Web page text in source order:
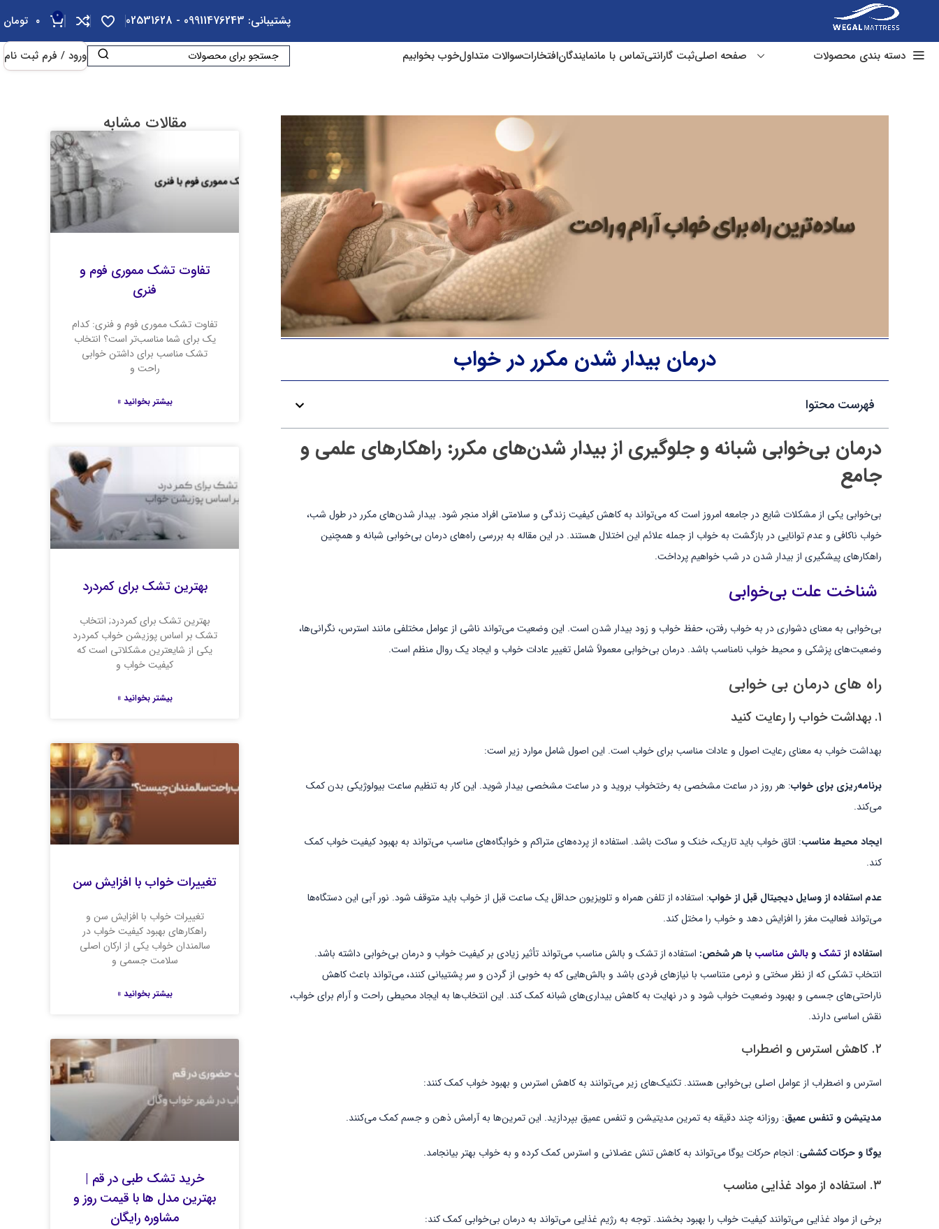
پشتیبانی: 09911476243 - 02531628 0 ۰ تومان
دسته بندی محصولات
تشک کودک نوجوان
صفحه اصلیثبت گارانتیتماس با مانمایندگانافتخاراتسوالات متداولخوب بخوابیم ورود / فرم ثبت نام
درمان بیدار شدن مکرر در خواب
فهرست محتوا
درمان بی‌خوابی شبانه و جلوگیری از بیدار شدن‌های مکرر: راهکارهای علمی و
جامع
بی‌خوابی یکی از مشکلات شایع در جامعه امروز است که می‌تواند به کاهش کیفیت زندگی و سلامتی افراد منجر شود. بیدار شدن‌های مکرر در طول شب،
خواب ناکافی و عدم توانایی در بازگشت به خواب از جمله علائم این اختلال هستند. در این مقاله به بررسی راه‌های درمان بی‌خوابی شبانه و همچنین
راهکارهای پیشگیری از بیدار شدن در شب خواهیم پرداخت.
شناخت علت بی‌خوابی
بی‌خوابی به معنای دشواری در به خواب رفتن، حفظ خواب و زود بیدار شدن است. این وضعیت می‌تواند ناشی از عوامل مختلفی مانند استرس، نگرانی‌ها،
وضعیت‌های پزشکی و محیط خواب نامناسب باشد. درمان بی‌خوابی معمولاً شامل تغییر عادات خواب و ایجاد یک روال منظم است.
راه های درمان بی خوابی
۱. بهداشت خواب را رعایت کنید
بهداشت خواب به معنای رعایت اصول و عادات مناسب برای خواب است. این اصول شامل موارد زیر است:
برنامه‌ریزی برای خواب: هر روز در ساعت مشخصی به رختخواب بروید و در ساعت مشخصی بیدار شوید. این کار به تنظیم ساعت بیولوژیکی بدن کمک
می‌کند.
ایجاد محیط مناسب: اتاق خواب باید تاریک، خنک و ساکت باشد. استفاده از پرده‌های متراکم و خوابگاه‌های مناسب می‌تواند به بهبود کیفیت خواب کمک
کند.
عدم استفاده از وسایل دیجیتال قبل از خواب: استفاده از تلفن همراه و تلویزیون حداقل یک ساعت قبل از خواب باید متوقف شود. نور آبی این دستگاه‌ها
می‌تواند فعالیت مغز را افزایش دهد و خواب را مختل کند.
استفاده از تشک و بالش مناسب با هر شخص: استفاده از تشک و بالش مناسب می‌تواند تأثیر زیادی بر کیفیت خواب و درمان بی‌خوابی داشته باشد.
انتخاب تشکی که از نظر سختی و نرمی متناسب با نیازهای فردی باشد و بالش‌هایی که به خوبی از گردن و سر پشتیبانی کنند، می‌تواند باعث کاهش
ناراحتی‌های جسمی و بهبود وضعیت خواب شود و در نهایت به کاهش بیداری‌های شبانه کمک کند. این انتخاب‌ها به ایجاد محیطی راحت و آرام برای خواب،
نقش اساسی دارند.
۲. کاهش استرس و اضطراب
استرس و اضطراب از عوامل اصلی بی‌خوابی هستند. تکنیک‌های زیر می‌توانند به کاهش استرس و بهبود خواب کمک کنند:
مدیتیشن و تنفس عمیق: روزانه چند دقیقه به تمرین مدیتیشن و تنفس عمیق بپردازید. این تمرین‌ها به آرامش ذهن و جسم کمک می‌کنند.
یوگا و حرکات کششی: انجام حرکات یوگا می‌تواند به کاهش تنش عضلانی و استرس کمک کرده و به خواب بهتر بیانجامد.
۳. استفاده از مواد غذایی مناسب
برخی از مواد غذایی می‌توانند کیفیت خواب را بهبود بخشند. توجه به رژیم غذایی می‌تواند به درمان بی‌خوابی کمک کند:
مقالات مشابه
تفاوت تشک مموری فوم و
فنری
تفاوت تشک مموری فوم و فنری: کدام
یک برای شما مناسب‌تر است؟ انتخاب
تشک مناسب برای داشتن خوابی
راحت و
بیشتر بخوانید »
بهترین تشک برای کمردرد
بهترین تشک برای کمردرد; انتخاب
تشک بر اساس پوزیشن خواب کمردرد
یکی از شایعترین مشکلاتی است که
کیفیت خواب و
بیشتر بخوانید »
تغییرات خواب با افزایش سن
تغییرات خواب با افزایش سن و
راهکارهای بهبود کیفیت خواب در
سالمندان خواب یکی از ارکان اصلی
سلامت جسمی و
بیشتر بخوانید »
خرید تشک طبی در قم |
بهترین مدل ها با قیمت روز و
مشاوره رایگان